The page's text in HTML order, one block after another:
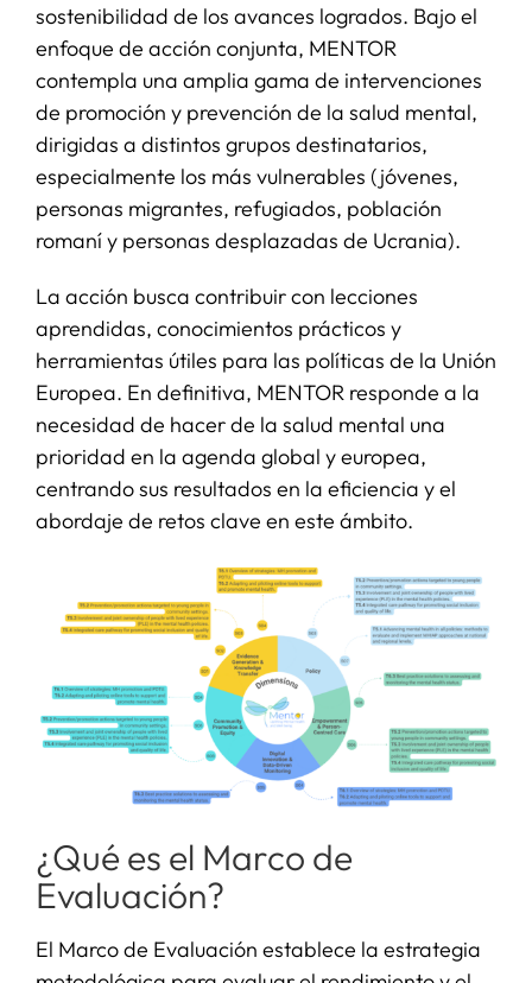
sostenibilidad de los avances logrados. Bajo el
enfoque de acción conjunta, MENTOR
contempla una amplia gama de intervenciones
de promoción y prevención de la salud mental,
dirigidas a distintos grupos destinatarios,
especialmente los más vulnerables (jóvenes,
personas migrantes, refugiados, población
romaní y personas desplazadas de Ucrania).
La acción busca contribuir con lecciones
aprendidas, conocimientos prácticos y
herramientas útiles para las políticas de la Unión
Europea. En definitiva, MENTOR responde a la
necesidad de hacer de la salud mental una
prioridad en la agenda global y europea,
centrando sus resultados en la eficiencia y el
abordaje de retos clave en este ámbito.
¿Qué es el Marco de
Evaluación?
El Marco de Evaluación establece la estrategia